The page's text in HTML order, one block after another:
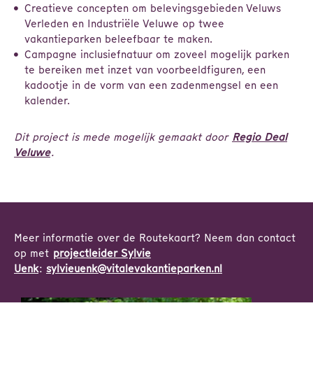
Creatieve concepten om belevingsgebieden Veluws
Verleden en Industriële Veluwe op twee
vakantieparken beleefbaar te maken.
Campagne inclusiefnatuur om zoveel mogelijk parken
te bereiken met inzet van voorbeeldfiguren, een
kadootje in de vorm van een zadenmengsel en een
kalender.
Dit project is mede mogelijk gemaakt door Regio Deal
Veluwe.
Meer informatie over de Routekaart? Neem dan contact
op met projectleider Sylvie
Uenk: sylvieuenk@vitalevakantieparken.nl